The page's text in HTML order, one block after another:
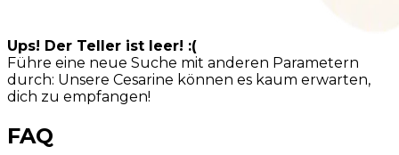
Ups! Der Teller ist leer! :(
Führe eine neue Suche mit anderen Parametern
durch: Unsere Cesarine können es kaum erwarten,
dich zu empfangen!
FAQ